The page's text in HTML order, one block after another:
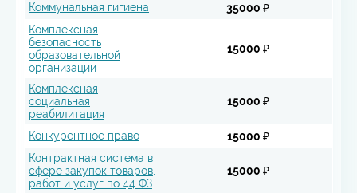
Коммунальная гигиена
35000 ₽
Комплексная
безопасность
образовательной
организации
15000 ₽
Комплексная
социальная
реабилитация
15000 ₽
Конкурентное право
15000 ₽
Контрактная система в
сфере закупок товаров,
работ и услуг по 44 ФЗ
15000 ₽